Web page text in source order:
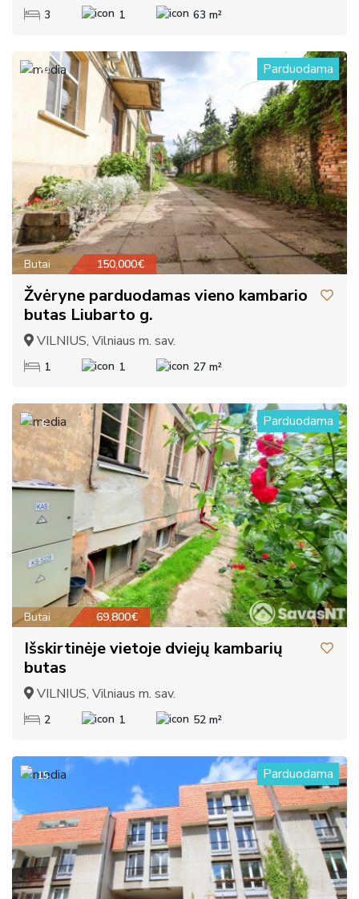
3 1 63 m²
20 Parduodama
Butai 150,000€
Žvėryne parduodamas vieno kambario
butas Liubarto g.
VILNIUS, Vilniaus m. sav.
1 1 27 m²
6 Parduodama
Butai 69,800€
Išskirtinėje vietoje dviejų kambarių
butas
VILNIUS, Vilniaus m. sav.
2 1 52 m²
15 Parduodama